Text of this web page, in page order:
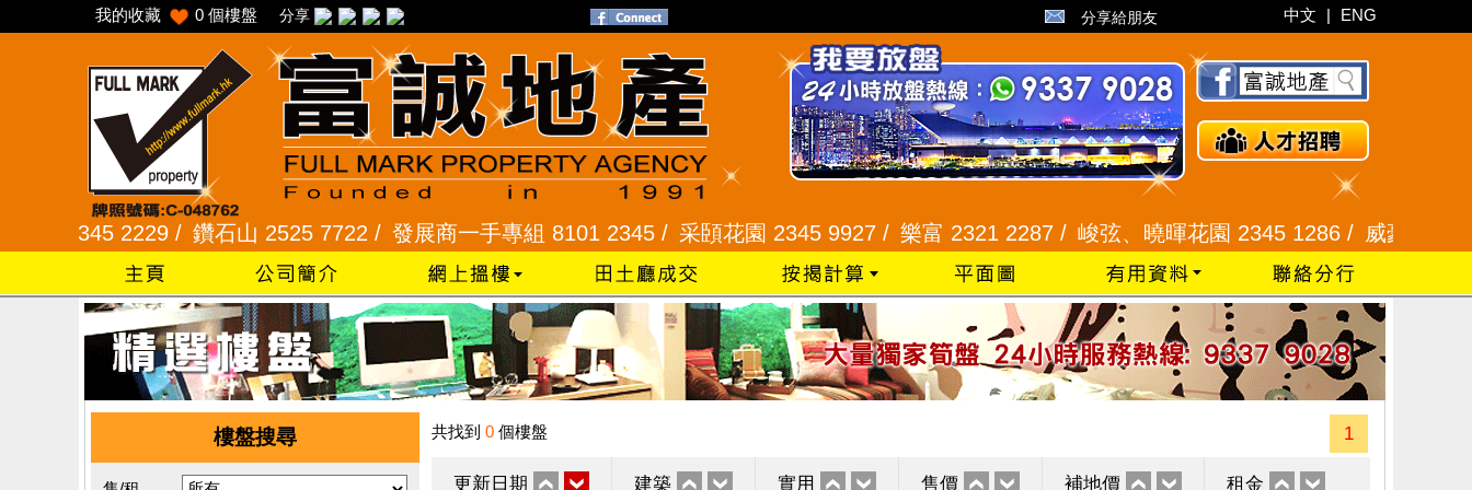
我的收藏 0 個樓盤 分享 分享給朋友 中文 | ENG
2345 2229 /鑽石山 2525 7722 /發展商一手專組 8101 2345 /采頣花園 2345 9927 /樂富 2321 2287 /峻弦、曉暉花園 2345 1286 /威豪花園 2345
樓盤搜尋 共找到 0 個樓盤 1
更新日期 建築 實用 售價 補地價 租金